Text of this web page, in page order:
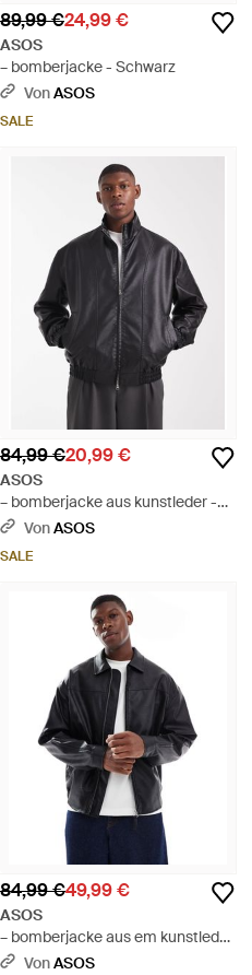
89,99 €24,99 €
ASOS
– bomberjacke - Schwarz
VonASOS
SALE
84,99 €20,99 €
ASOS
– bomberjacke aus kunstleder -
BlauVonASOS
SALE
84,99 €49,99 €
ASOS
– bomberjacke aus em kunstleder
- Blau
VonASOS